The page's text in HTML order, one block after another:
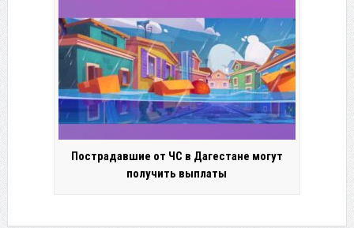
Пострадавшие от ЧС в Дагестане могут
получить выплаты